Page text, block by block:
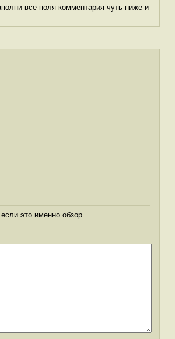
все поля комментария чуть ниже и
это именно обзор.